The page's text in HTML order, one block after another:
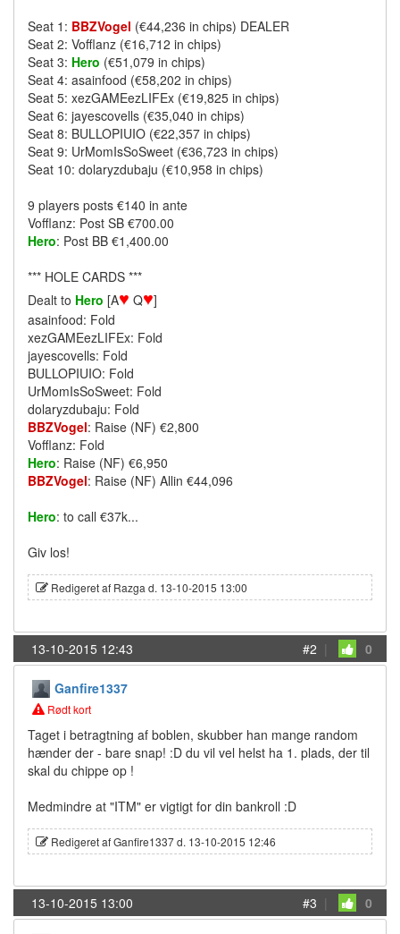
Seat 1: BBZVogel (€44,236 in chips) DEALER
Seat 2: Vofflanz (€16,712 in chips)
Seat 3: Hero (€51,079 in chips)
Seat 4: asainfood (€58,202 in chips)
Seat 5: xezGAMEezLIFEx (€19,825 in chips)
Seat 6: jayescovells (€35,040 in chips)
Seat 8: BULLOPIUIO (€22,357 in chips)
Seat 9: UrMomIsSoSweet (€36,723 in chips)
Seat 10: dolaryzdubaju (€10,958 in chips)
9 players posts €140 in ante
Vofflanz: Post SB €700.00
Hero: Post BB €1,400.00
*** HOLE CARDS ***
Dealt to Hero [A♥ Q♥]
asainfood: Fold
xezGAMEezLIFEx: Fold
jayescovells: Fold
BULLOPIUIO: Fold
UrMomIsSoSweet: Fold
dolaryzdubaju: Fold
BBZVogel: Raise (NF) €2,800
Vofflanz: Fold
Hero: Raise (NF) €6,950
BBZVogel: Raise (NF) Allin €44,096
Hero: to call €37k...
Giv los!
Redigeret af Razga d. 13-10-2015 13:00
13-10-2015 12:43 #2 | 0
Ganfire1337
Rødt kort
Taget i betragtning af boblen, skubber han mange random
hænder der - bare snap! :D du vil vel helst ha 1. plads, der til
skal du chippe op !
Medmindre at "ITM" er vigtigt for din bankroll :D
Redigeret af Ganfire1337 d. 13-10-2015 12:46
13-10-2015 13:00 #3 | 0